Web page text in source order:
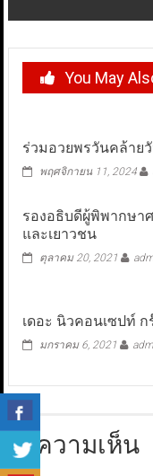
You May
ร่วมอวยพรวันคล้าย
พฤศจิกายน 11, 2024
รองอธิบดีผู้พิพากษา
และเยาวชน
ตุลาคม 20, 2021
เดอะ นิวคอนเซปท์
มกราคม 6, 2021
ใส่ความเห็น